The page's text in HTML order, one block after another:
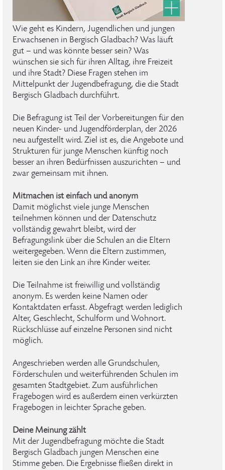
Wie geht es Kindern, Jugendlichen und jungen
Erwachsenen in Bergisch Gladbach? Was läuft
gut – und was könnte besser sein? Was
wünschen sie sich für ihren Alltag, ihre Freizeit
und ihre Stadt? Diese Fragen stehen im
Mittelpunkt der Jugendbefragung, die die Stadt
Bergisch Gladbach durchführt.
Die Befragung ist Teil der Vorbereitungen für den
neuen Kinder- und Jugendförderplan, der 2026
neu aufgestellt wird. Ziel ist es, die Angebote und
Strukturen für junge Menschen künftig noch
besser an ihren Bedürfnissen auszurichten – und
zwar gemeinsam mit ihnen.
Mitmachen ist einfach und anonym
Damit möglichst viele junge Menschen
teilnehmen können und der Datenschutz
vollständig gewahrt bleibt, wird der
Befragungslink über die Schulen an die Eltern
weitergegeben. Wenn die Eltern zustimmen,
leiten sie den Link an ihre Kinder weiter.
Die Teilnahme ist freiwillig und vollständig
anonym. Es werden keine Namen oder
Kontaktdaten erfasst. Abgefragt werden lediglich
Alter, Geschlecht, Schulform und Wohnort.
Rückschlüsse auf einzelne Personen sind nicht
möglich.
Angeschrieben werden alle Grundschulen,
Förderschulen und weiterführenden Schulen im
gesamten Stadtgebiet. Zum ausführlichen
Fragebogen wird es außerdem einen verkürzten
Fragebogen in leichter Sprache geben.
Deine Meinung zählt
Mit der Jugendbefragung möchte die Stadt
Bergisch Gladbach jungen Menschen eine
Stimme geben. Die Ergebnisse fließen direkt in